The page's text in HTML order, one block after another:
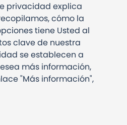
privacidad explica
cómo la
tiene Usted al
clave de nuestra
se establecen a
más información,
"Más información",